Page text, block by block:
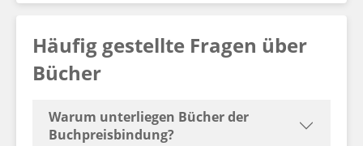
Häufig gestellte Fragen über
Bücher
Warum unterliegen Bücher der
Buchpreisbindung?